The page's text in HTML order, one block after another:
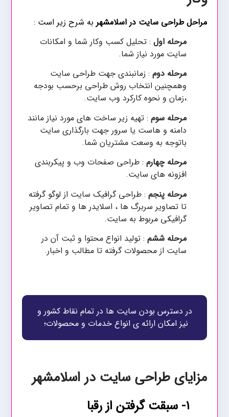
مراحل طراحی سایت در اسلامشهر به شرح زیر است :
مرحله اول : تحلیل کسب وکار شما و امکانات
سایت مورد نیاز شما.
مرحله دوم : زمانبندی جهت طراحی سایت
وهمچنین انتخاب روش طراحی برحسب بودجه
،زمان و نحوه کارکرد وب سایت.
مرحله سوم : تهیه زیر ساخت های مورد نیاز مانند
دامنه و هاست یا سرور جهت بارگذاری سایت
باتوجه به وسعت مشتریان شما.
مرحله چهارم : طراحی صفحات وب و پیکربندی
افزونه های سایت.
مرحله پنجم : طراحی گرافیک سایت از لوگو گرفته
تا تصاویر سربرگ ها ، اسلایدر ها و تمام تصاویر
گرافیکی مربوط به سایت.
مرحله ششم : تولید انواع محتوا و ثبت آن در
سایت از محصولات گرفته تا مطالب و اخبار.
در دسترس بودن سایت ها در تمام نقاط کشور و
نیز امکان ارائه ی انواع خدمات و محصولات؛
مزایای طراحی سایت در اسلامشهر
۱- سبقت گرفتن از رقبا